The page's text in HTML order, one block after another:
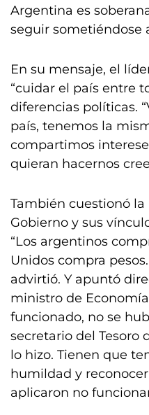
Argentina es
seguir sometiéndose
En su mensaje, el
“cuidar el país entre
diferencias políticas.
país, tenemos la
compartimos
quieran hacernos
También cuestionó
Gobierno y sus
“Los argentinos
Unidos compra
advirtió. Y apuntó
ministro de
funcionado, no se
secretario del Tesoro
lo hizo. Tienen que
humildad y
aplicaron no